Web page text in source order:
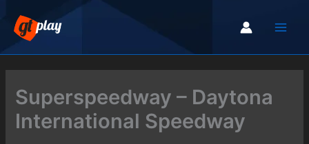
contenu
Superspeedway – Daytona
International Speedway